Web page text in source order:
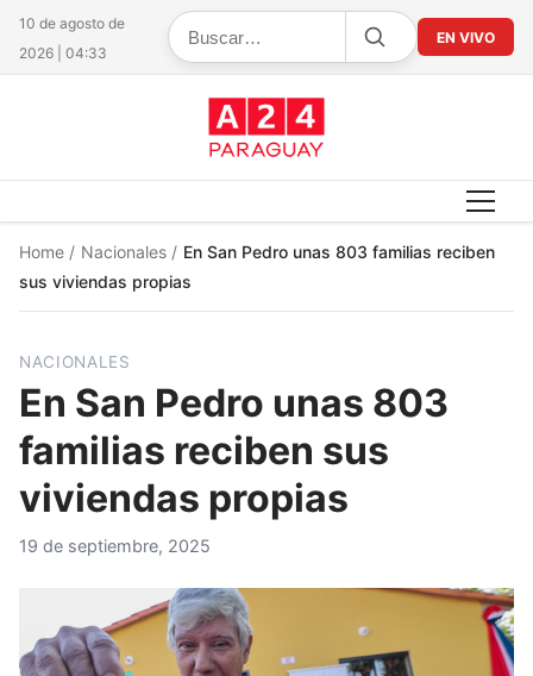
10 de agosto de
2026 | 04:33
EN VIVO
Home / Nacionales / En San Pedro unas 803 familias reciben
sus viviendas propias
NACIONALES
En San Pedro unas 803
familias reciben sus
viviendas propias
19 de septiembre, 2025